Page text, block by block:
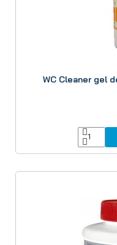
WC Cleaner gel